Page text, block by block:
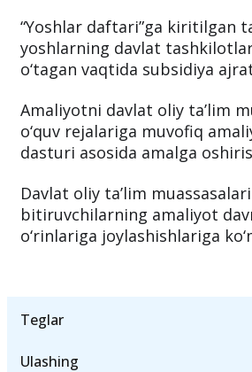
Mazkur qarorda quyidagilar
yoshlarning davlat
o‘tagan vaqtida subsidiya
o‘quv rejalariga muvofiq
dasturi asosida amalga